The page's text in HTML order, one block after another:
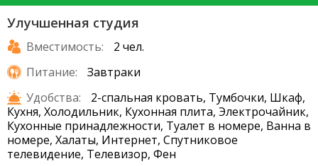
Улучшенная студия
Вместимость:
2 чел.
Питание:
Завтраки
Удобства:
2-спальная кровать, Тумбочки, Шкаф,
Кухня, Холодильник, Кухонная плита, Электрочайник,
Кухонные принадлежности, Туалет в номере, Ванна в
номере, Халаты, Интернет, Спутниковое
телевидение, Телевизор, Фен